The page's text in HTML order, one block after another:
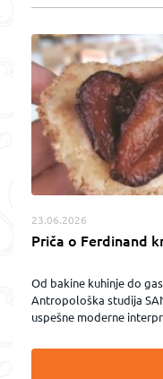
23.06.2026
Priča o Ferdinand
Od bakine kuhinje do
Antropološka studija
uspešne moderne